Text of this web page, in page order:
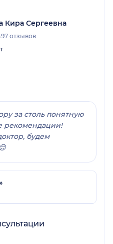
Кира Сергеевна
отзывов
за столь понятную
рекомендации!
будем